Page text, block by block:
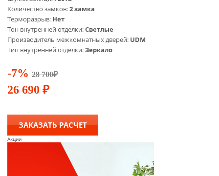
Количество замков:2 замка
Терморазрыв: Нет
Тон внутренней отделки:Светлые
Производитель межкомнатных дверей: UDM
Тип внутренней отделки:Зеркало
-7% 28 700₽
26 690 ₽
ЗАКАЗАТЬ РАСЧЕТ
Акции